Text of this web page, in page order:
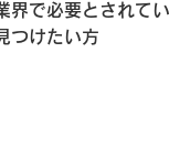
界で必要とされて
つけたい方